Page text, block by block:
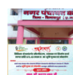
साल
में
रोड
हो
खस्ता
करोड़ों
के
पूजन
कार्यक्रम